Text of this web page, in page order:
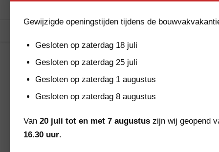
Over Ons
Habo is een bekende naam in de omgeving van
catering- en event-equipment voor verhuur.
Gewijzigde openingstijden tijdens de
Gesloten op zaterdag 18 juli
Gesloten op zaterdag 25 juli
Gesloten op zaterdag 1 augustus
Gesloten op zaterdag 8 augustus
Van 20 juli tot en met 7 augustus zijn wij geopend
16.30 uur.